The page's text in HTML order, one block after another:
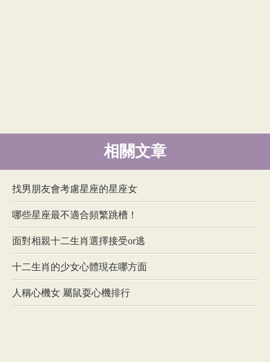
相關文章
找男朋友會考慮星座的星座女
哪些星座最不適合頻繁跳槽！
面對相親十二生肖選擇接受or逃
十二生肖的少女心體現在哪方面
人稱心機女 屬鼠耍心機排行